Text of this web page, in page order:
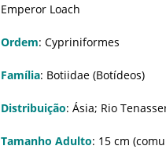
Emperor Loach
Ordem: Cypriniformes
Família: Botiidae (Botídeos)
Distribuição: Ásia; Rio
Tamanho Adulto: 15 cm